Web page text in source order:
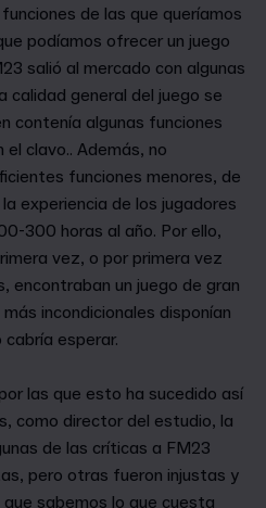
de las que queríamos
podíamos ofrecer un juego
salió al mercado con algunas
calidad general del juego se
contenía algunas funciones
clavo.. Además, no
funciones menores, de
experiencia de los jugadores
300 horas al año. Por ello,
vez, o por primera vez
encontraban un juego de gran
incondicionales disponían
esperar.
las que esto ha sucedido así
como director del estudio, la
de las críticas a FM23
pero otras fueron injustas y
sabemos lo que cuesta